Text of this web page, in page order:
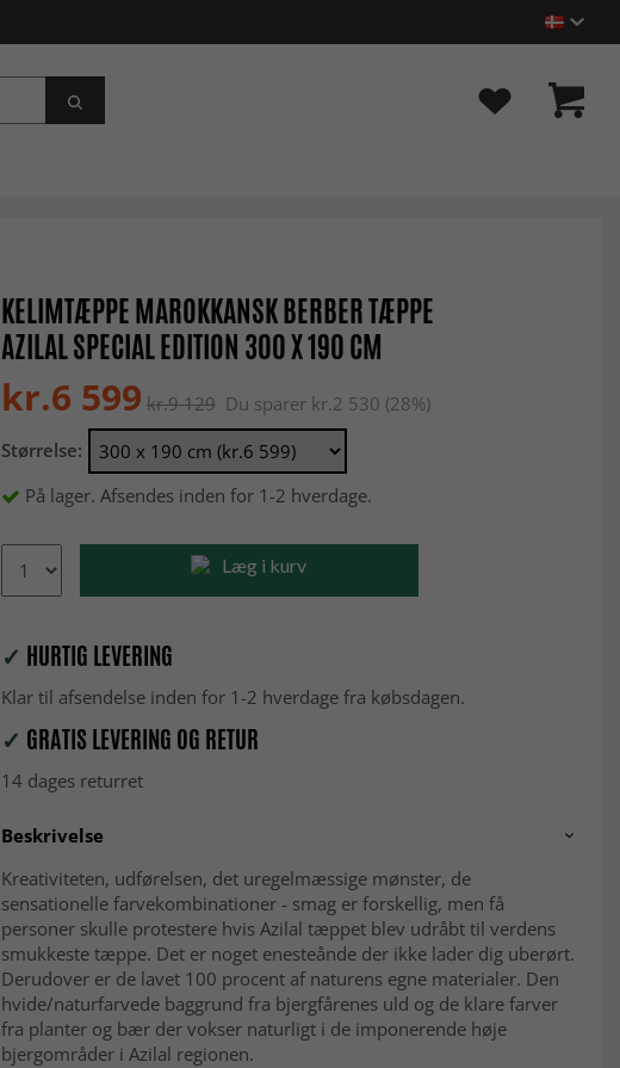
KELIMTÆPPE MAROKKANSK BERBER TÆPPE
AZILAL SPECIAL EDITION 300 X 190 CM
kr.6 599 kr.9 129Du sparer kr.2 530 (28%)
Størrelse:
På lager. Afsendes inden for 1-2 hverdage.
Læg i kurv
✓ HURTIG LEVERING
Klar til afsendelse inden for 1-2 hverdage fra købsdagen.
✓ GRATIS LEVERING OG RETUR
14 dages returret
Beskrivelse
Kreativiteten, udførelsen, det uregelmæssige mønster, de
sensationelle farvekombinationer - smag er forskellig, men få
personer skulle protestere hvis Azilal tæppet blev udråbt til verdens
smukkeste tæppe. Det er noget enesteånde der ikke lader dig uberørt.
Derudover er de lavet 100 procent af naturens egne materialer. Den
hvide/naturfarvede baggrund fra bjergfårenes uld og de klare farver
fra planter og bær der vokser naturligt i de imponerende høje
bjergområder i Azilal regionen.